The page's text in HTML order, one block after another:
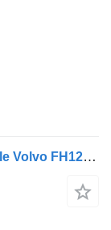
Autoradio TAYLOR3 per trattore stradale Volvo FH12, FH16, NH12, FH, VNL780 (1993-2014)